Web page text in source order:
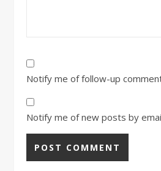
Notify me of follow-up
Notify me of new posts by